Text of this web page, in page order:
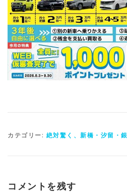
カテゴリー: 絶対驚く、新橋・汐留・
コメントを残す